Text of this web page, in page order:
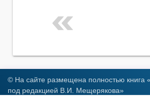
© На сайте размещена полностью книга
под редакцией В.И. Мещерякова»